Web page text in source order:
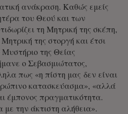
ανάκραση. Καθώς εμείς
του Θεού και των
τη Μητρική της σκέπη,
της στοργή και έτσι
της Θείας
ο Σεβασμιώτατος,
πως «η πίστη μας δεν είναι
κατασκεύασμα», «αλλά
έμπονος πραγματικότητα.
με την άκτιστη αλήθεια».